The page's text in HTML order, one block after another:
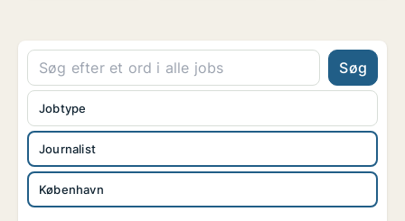
Søg
Journalist
København
Jobtype